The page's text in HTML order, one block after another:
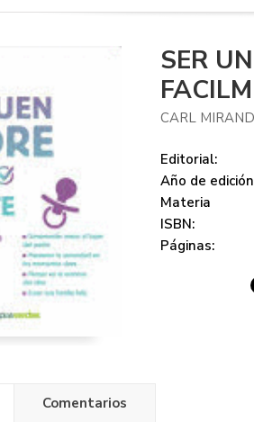
SER
CARL
Editorial:
Año de
Materia
ISBN:
Páginas:
Comentarios